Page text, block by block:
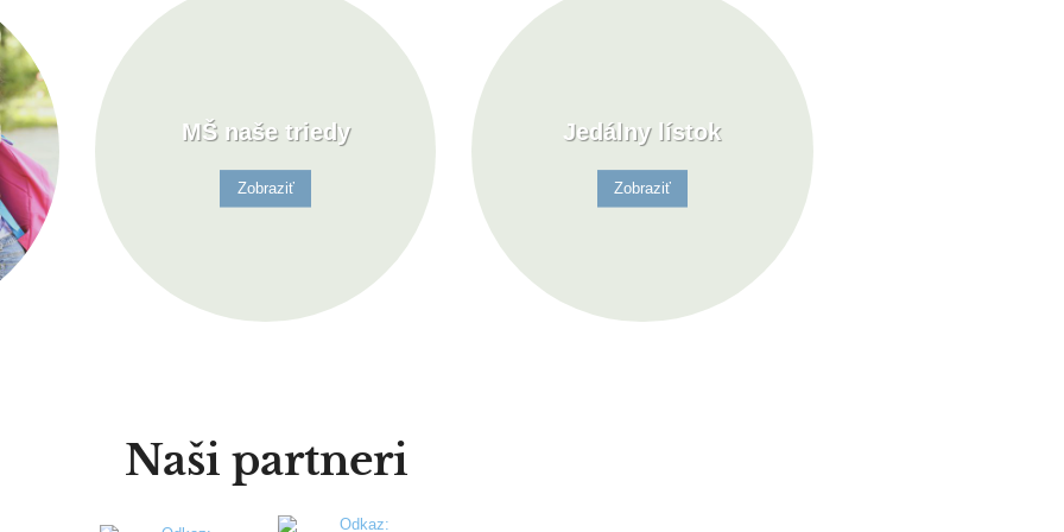
MŠ naše triedy
Zobraziť
Jedálny lístok
Zobraziť
Naši partneri